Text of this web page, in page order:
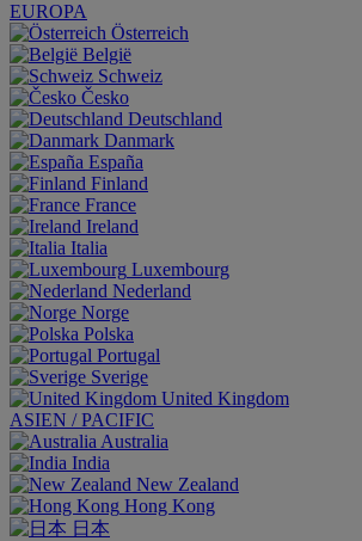
EUROPA
Österreich
België
Schweiz
Česko
Deutschland
Danmark
España
Finland
France
Ireland
Italia
Luxembourg
Nederland
Norge
Polska
Portugal
Sverige
United Kingdom
ASIEN / PACIFIC
Australia
India
New Zealand
Hong Kong
日本